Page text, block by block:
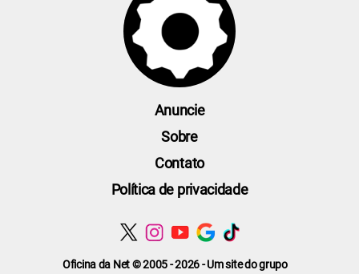
Oficina da Net © 2005 - 2026 - Um site do grupo
Anuncie
Sobre
Contato
Política de privacidade